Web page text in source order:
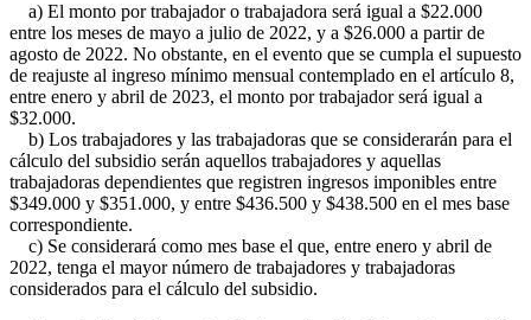
a) El monto por trabajador o trabajadora será igual a $22.000
entre los meses de mayo a julio de 2022, y a $26.000 a partir de
agosto de 2022. No obstante, en el evento que se cumpla el supuesto
de reajuste al ingreso mínimo mensual contemplado en el artículo 8,
entre enero y abril de 2023, el monto por trabajador será igual a
$32.000.
b) Los trabajadores y las trabajadoras que se considerarán para el
cálculo del subsidio serán aquellos trabajadores y aquellas
trabajadoras dependientes que registren ingresos imponibles entre
$349.000 y $351.000, y entre $436.500 y $438.500 en el mes base
correspondiente.
c) Se considerará como mes base el que, entre enero y abril de
2022, tenga el mayor número de trabajadores y trabajadoras
considerados para el cálculo del subsidio.